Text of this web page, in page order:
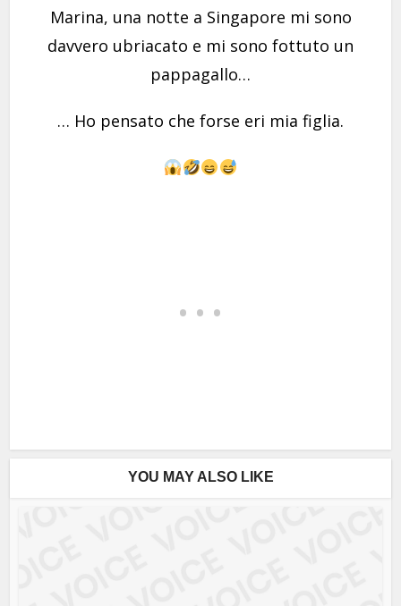
Marina, una notte a Singapore mi sono
davvero ubriacato e mi sono fottuto un
pappagallo…
… Ho pensato che forse eri mia figlia.
YOU MAY ALSO LIKE